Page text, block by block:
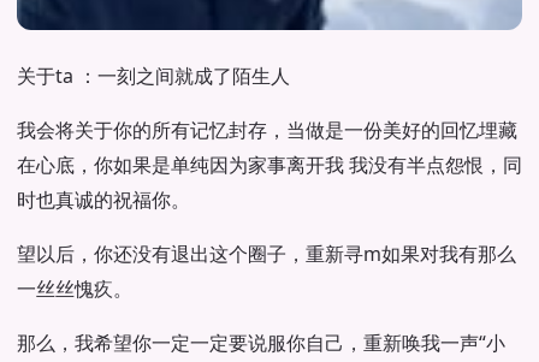
关于ta ：一刻之间就成了陌生人
我会将关于你的所有记忆封存，当做是一份美好的回忆埋藏
在心底，你如果是单纯因为家事离开我 我没有半点怨恨，同
时也真诚的祝福你。
望以后，你还没有退出这个圈子，重新寻m如果对我有那么
一丝丝愧疚。
那么，我希望你一定一定要说服你自己，重新唤我一声“小